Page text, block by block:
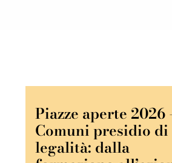
Piazze aperte 2026
Comuni presidio di
legalità: dalla